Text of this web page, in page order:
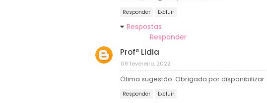
Responder Excluir
Respostas
Responder
Profª Lidia
09 fevereiro, 2022
Ótima sugestão. Obrigada por disponibilizar.
Responder Excluir